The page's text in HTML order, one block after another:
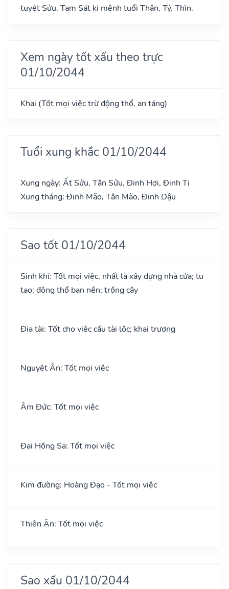
tuyệt Sửu. Tam Sát kị mệnh tuổi Thân, Tý, Thìn.
Xem ngày tốt xấu theo trực
01/10/2044
Khai (Tốt mọi việc trừ động thổ, an táng)
Tuổi xung khắc 01/10/2044
Xung ngày: Ất Sửu, Tân Sửu, Đinh Hợi, Đinh Tị
Xung tháng: Đinh Mão, Tân Mão, Đinh Dậu
Sao tốt 01/10/2044
Sinh khí: Tốt mọi việc, nhất là xây dựng nhà cửa; tu
tạo; động thổ ban nền; trồng cây
Địa tài: Tốt cho việc cầu tài lộc; khai trương
Nguyệt Ân: Tốt mọi việc
Âm Đức: Tốt mọi việc
Đại Hồng Sa: Tốt mọi việc
Kim đường: Hoàng Đạo - Tốt mọi việc
Thiên Ân: Tốt mọi việc
Sao xấu 01/10/2044